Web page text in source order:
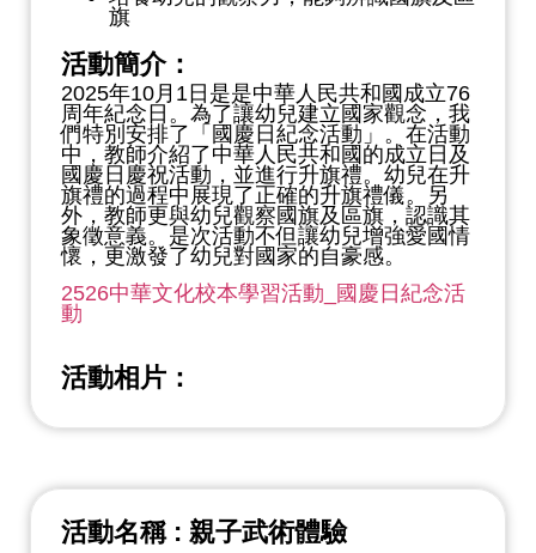
旗
活動簡介：
2025年10月1日是是中華人民共和國成立76
周年紀念日。為了讓幼兒建立國家觀念，我
們特別安排了「國慶日紀念活動」。在活動
中，教師介紹了中華人民共和國的成立日及
國慶日慶祝活動，並進行升旗禮。幼兒在升
旗禮的過程中展現了正確的升旗禮儀。另
外，教師更與幼兒觀察國旗及區旗，認識其
象徵意義。是次活動不但讓幼兒增強愛國情
懷，更激發了幼兒對國家的自豪感。
2526中華文化校本學習活動_國慶日紀念活
動
活動相片：
活動名稱 : 親子武術體驗